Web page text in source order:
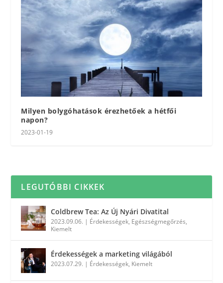
Milyen bolygóhatások érezhetőek a hétfői
napon?
2023-01-19
LEGUTÓBBI CIKKEK
Coldbrew Tea: Az Új Nyári Divatital
2023.09.06. | Érdekességek, Egészségmegőrzés,
Kiemelt
Érdekességek a marketing világából
2023.07.29. | Érdekességek, Kiemelt